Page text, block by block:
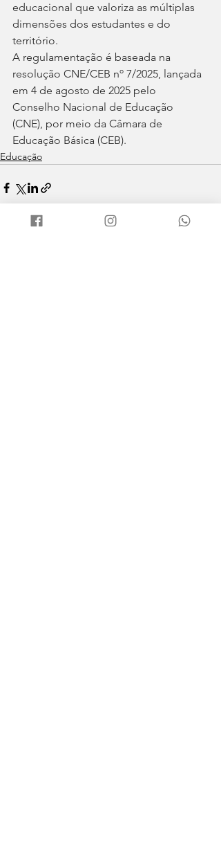
educacional que valoriza as múltiplas
dimensões dos estudantes e do
território.
A regulamentação é baseada na
resolução CNE/CEB nº 7/2025, lançada
em 4 de agosto de 2025 pelo
Conselho Nacional de Educação
(CNE), por meio da Câmara de
Educação Básica (CEB).
Educação